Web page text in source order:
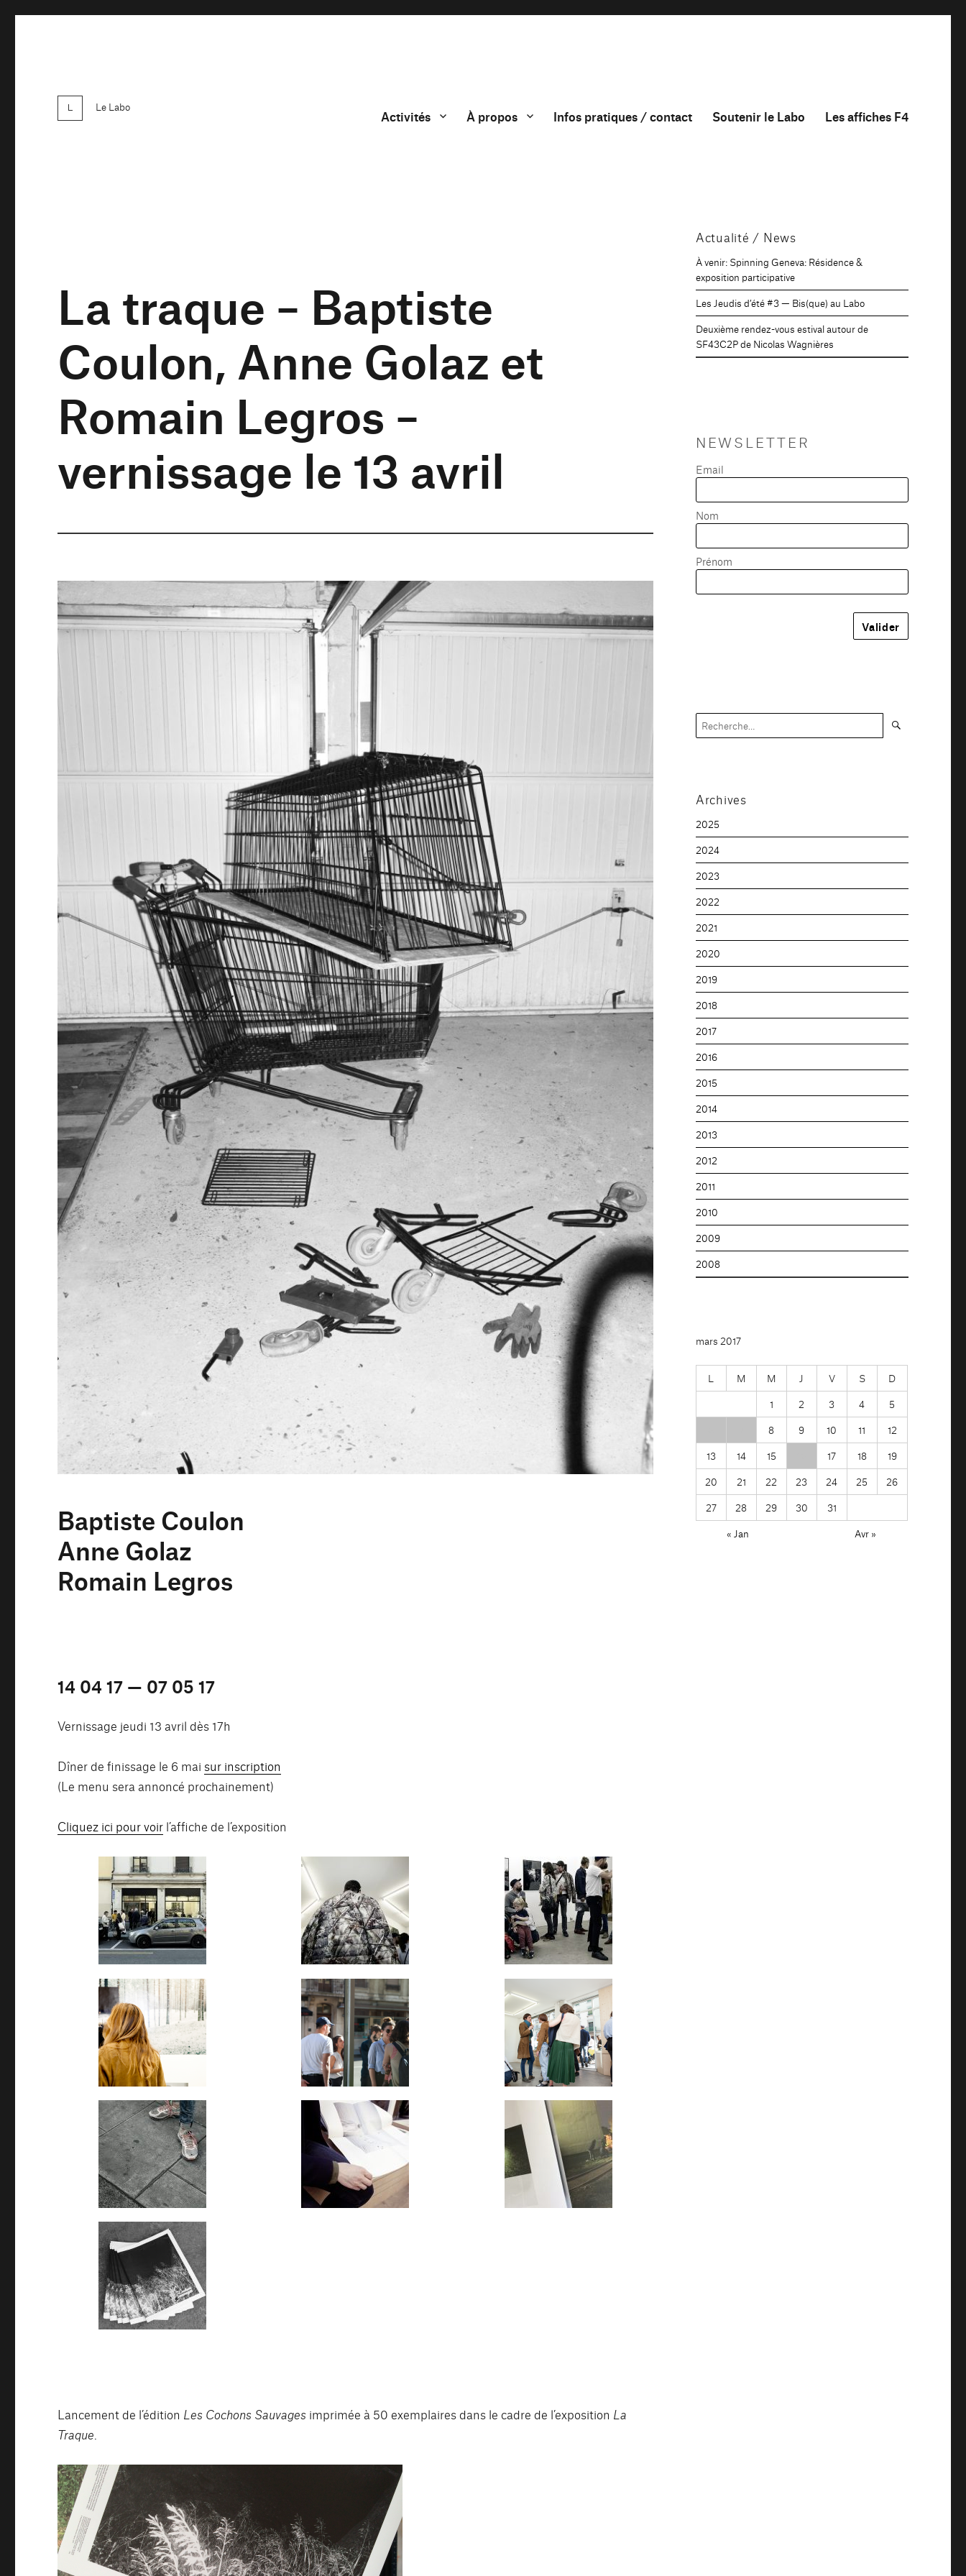
Le Labo
Activités À propos Infos pratiques / contact Soutenir le Labo Les affiches F4
La traque – Baptiste
Coulon, Anne Golaz et
Romain Legros –
vernissage le 13 avril
Baptiste Coulon
Anne Golaz
Romain Legros
14 04 17 — 07 05 17
Vernissage jeudi 13 avril dès 17h
Dîner de finissage le 6 mai sur inscription
(Le menu sera annoncé prochainement)
Cliquez ici pour voir l’affiche de l’exposition
Lancement de l’édition Les Cochons Sauvages imprimée à 50 exemplaires dans le cadre de l’exposition La
Traque
Actualité / News
À venir: Spinning Geneva: Résidence &
exposition participative
Les Jeudis d’été #3 — Bis(que) au Labo
Deuxième rendez-vous estival autour de
SF43C2P de Nicolas Wagnières
NEWSLETTER
Email
Nom
Prénom
Recherche
pour :
Archives
2025
2024
2023
2022
2021
2020
2019
2018
2017
2016
2015
2014
2013
2012
2011
2010
2009
2008
mars 2017
L M M J V S
D
1
2 3 4
5
8 9 10 11
12
13
14 15 17 18
19
20
21 22 23 24 25
26
27
28 29 30
31
« Jan
Avr »